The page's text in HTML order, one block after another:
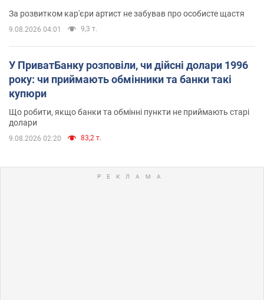
За розвитком кар'єри артист не забував про особисте щастя
9.08.2026 04:01 9,3 т.
У ПриватБанку розповіли, чи дійсні долари 1996
року: чи приймають обмінники та банки такі
купюри
Що робити, якщо банки та обмінні пункти не приймають старі
долари
9.08.2026 02:20 83,2 т.